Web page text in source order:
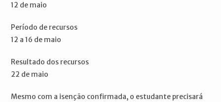
12 de maio
Período de recursos
12 a 16 de maio
Resultado dos recursos
22 de maio
Mesmo com a isenção confirmada, o estudante precisará